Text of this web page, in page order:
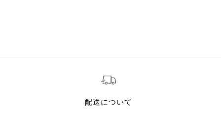
配送について